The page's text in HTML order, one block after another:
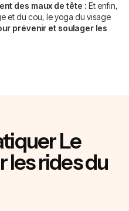
des maux de tête : Et enfin,
et du cou, le yoga du visage
prévenir et soulager les
Le
les rides du